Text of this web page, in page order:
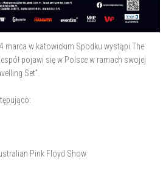
marca w katowickim Spodku wystąpi The
pojawi się w Polsce w ramach swojej
Set”.
Pink Floyd Show